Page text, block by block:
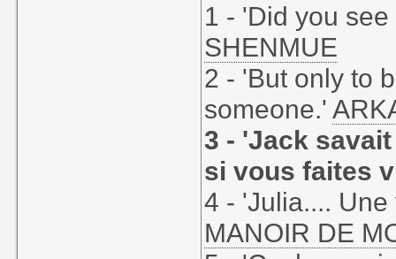
1 - 'Did you
SHENMUE
2 - 'But only to
someone.'
3 - 'Jack
si vous faites
4 - 'Julia....
MANOIR DE